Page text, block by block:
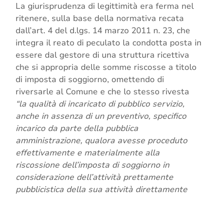
La giurisprudenza di legittimità era ferma nel
ritenere, sulla base della normativa recata
dall’art. 4 del d.lgs. 14 marzo 2011 n. 23, che
integra il reato di peculato la condotta posta in
essere dal gestore di una struttura ricettiva
che si appropria delle somme riscosse a titolo
di imposta di soggiorno, omettendo di
riversarle al Comune e che lo stesso rivesta
“la qualità di incaricato di pubblico servizio,
anche in assenza di un preventivo, specifico
incarico da parte della pubblica
amministrazione, qualora avesse proceduto
effettivamente e materialmente alla
riscossione dell’imposta di soggiorno in
considerazione dell’attività prettamente
pubblicistica della sua attività direttamente